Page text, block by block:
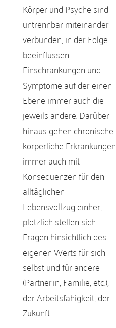
Körper und Psyche sind
untrennbar miteinander
verbunden, in der Folge
beeinflussen
Einschränkungen und
Symptome auf der einen
Ebene immer auch die
jeweils andere. Darüber
hinaus gehen chronische
körperliche Erkrankungen
immer auch mit
Konsequenzen für den
alltäglichen
Lebensvollzug einher,
plötzlich stellen sich
Fragen hinsichtlich des
eigenen Werts für sich
selbst und für andere
(Partner:in, Familie, etc.),
der Arbeitsfähigkeit, der
Zukunft.